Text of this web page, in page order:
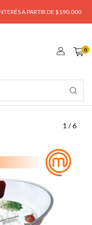
A PARTIR DE $190.000
0
1 /6